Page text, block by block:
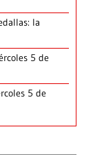
la
5 de
5 de